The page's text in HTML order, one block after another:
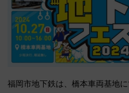
福岡市地下鉄は、橋本車両基地